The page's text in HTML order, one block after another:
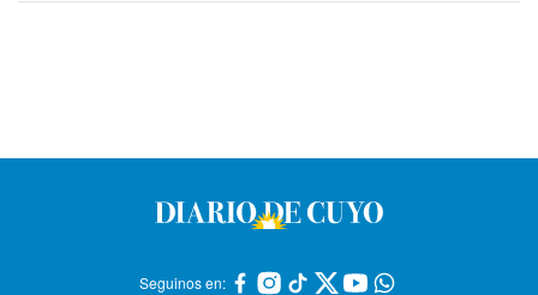
Seguinos en: